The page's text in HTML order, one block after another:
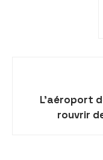
L’aéroport
rouvrir